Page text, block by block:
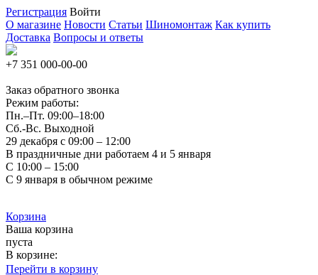
Регистрация Войти
О магазине Новости Статьи Шиномонтаж Как купить
Доставка Вопросы и ответы
+7 351 000-00-00
Заказ обратного звонка
Режим работы:
Пн.–Пт. 09:00–18:00
Сб.-Вс. Выходной
29 декабря с 09:00 – 12:00
В праздничные дни работаем 4 и 5 января
С 10:00 – 15:00
С 9 января в обычном режиме
Корзина
Ваша корзина
пуста
В корзине:
Перейти в корзину